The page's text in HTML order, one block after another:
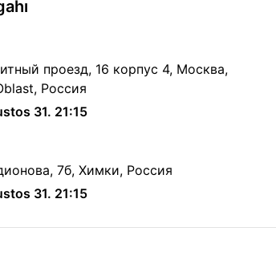
проезд, 16 корпус 4, Москва,
Россия
31. 21:15
7б, Химки, Россия
31. 21:15